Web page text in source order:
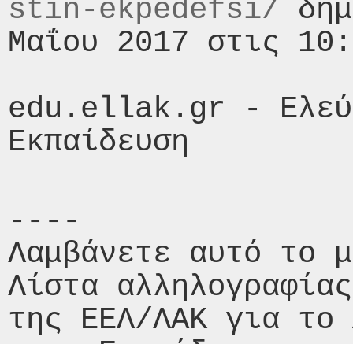
stin-ekpedefsi/
Μαΐου 2017 στις
edu.ellak.gr -
----
Λαμβάνετε αυτό το
Λίστα
της ΕΕΛ/ΛΑΚ για το